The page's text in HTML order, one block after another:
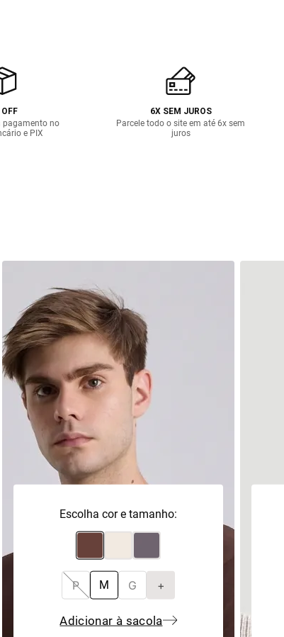
pagamento no
e PIX
6X SEM JUROS
Parcele todo o site em até 6x sem
juros
Escolha cor e tamanho:
P M G +
Adicionar à sacola